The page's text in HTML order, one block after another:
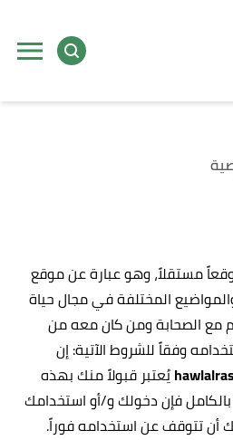
مستقلاً، وهو عبارة عن موقع
المختلفة في مجالحياة
مع الصحابة ومن كان معه من
وفقاً للشروط الآتية: إن
يُعتبر قبولاً منك بهذه
بالكامل فإن دخولك و/أو استخدامك
أن تتوقف عن استخدامه فوراً.